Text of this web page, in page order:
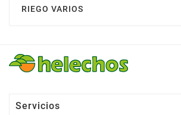
RIEGO VARIOS
Servicios